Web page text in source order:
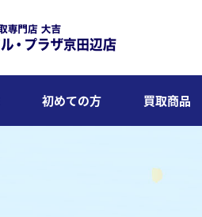
初めての方 買取商品